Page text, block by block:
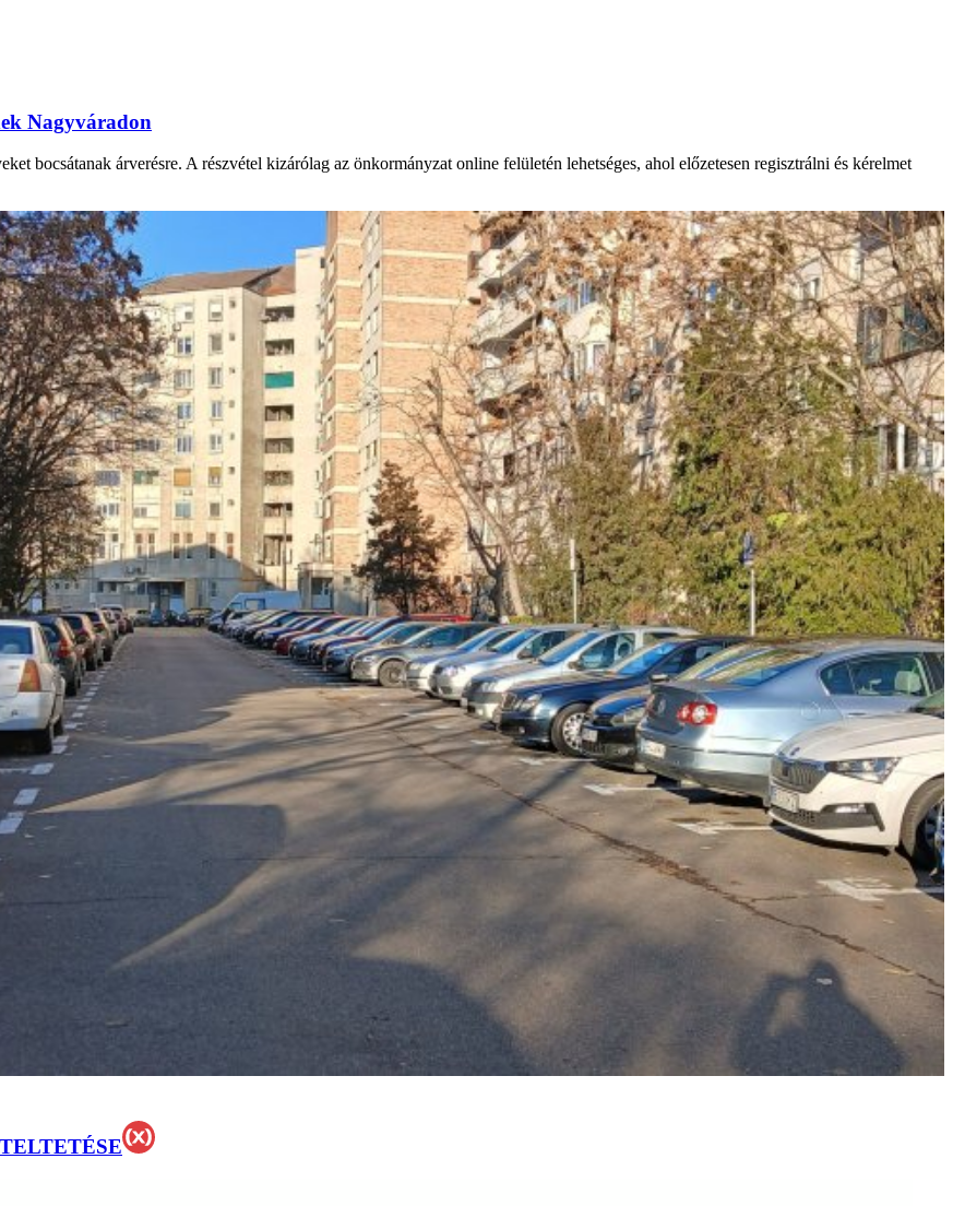
Nagyváradon
bocsátanak árverésre. A részvétel kizárólag az önkormányzat online felületén lehetséges, ahol előzetesen regisztrálni és kérelmet